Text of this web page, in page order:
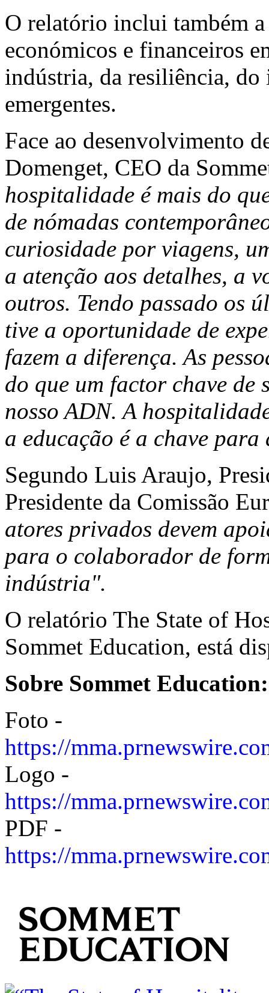
O relatório inclui também
económicos e financeiros
indústria, da resiliência, do
emergentes.
Face ao desenvolvimento
Domenget, CEO da
hospitalidade é mais do
de nómadas
curiosidade por viagens,
a atenção aos detalhes, a
outros. Tendo passado os
tive a oportunidade de
fazem a diferença. As
do que um factor chave de
nosso ADN. A
a educação é a chave
Segundo Luis Araujo,
Presidente da Comissão
atores privados devem
para o colaborador de
indústria".
O relatório The State of
Sommet Education, está
Sobre Sommet
Foto -
https://
Logo -
https://
PDF -
https://